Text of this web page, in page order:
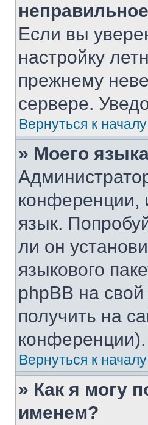
Если вы
настройку
прежнему
сервере.
Вернуться к началу
» Моего
конференции,
язык.
ли он
языкового
phpBB на
получить на
конференции).
Вернуться к началу
» Как я могу
именем?